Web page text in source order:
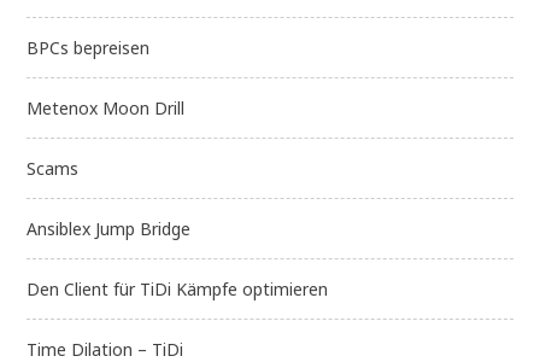
BPCs bepreisen
Metenox Moon Drill
Scams
Ansiblex Jump Bridge
Den Client für TiDi Kämpfe optimieren
Time Dilation – TiDi